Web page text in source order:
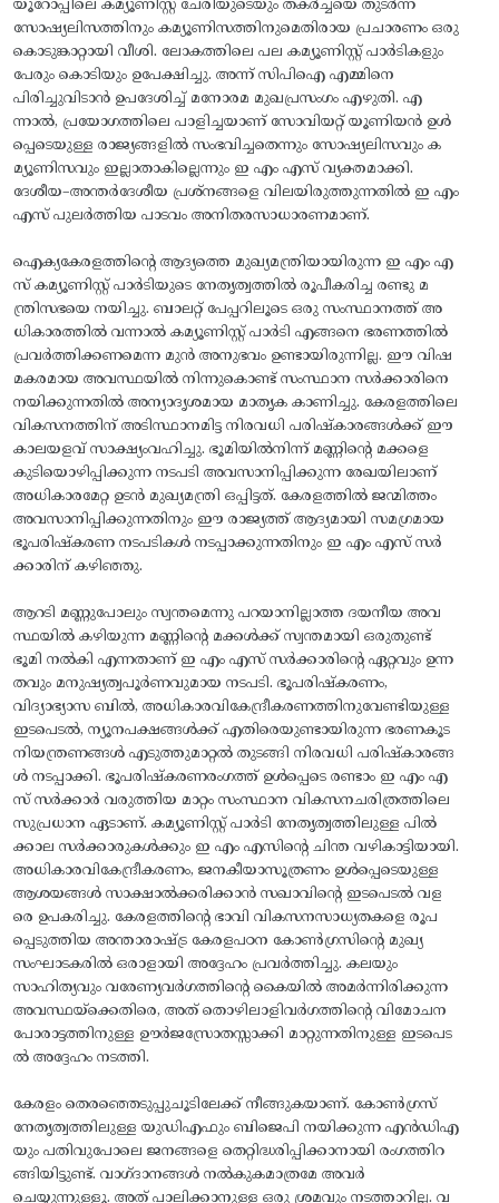
യൂറോപ്പിലെ കമ്യൂണിസ്റ്റ് ചേരിയുടെയും തകർച്ചയെ തുടർന്ന്
സോഷ്യലിസത്തിനും കമ്യൂണിസത്തിനുമെതിരായ പ്രചാരണം ഒരു
കൊടുങ്കാറ്റായി വീശി. ലോകത്തിലെ പല കമ്യൂണിസ്റ്റ് പാർടികളും
പേരും കൊടിയും ഉപേക്ഷിച്ചു. അന്ന് സിപിഐ എമ്മിനെ
പിരിച്ചുവിടാൻ ഉപദേശിച്ച് മനോരമ മുഖപ്രസംഗം എഴുതി. എ
ന്നാൽ, പ്രയോഗത്തിലെ പാളിച്ചയാണ് സോവിയറ്റ് യൂണിയൻ ഉൾ
പ്പെടെയുള്ള രാജ്യങ്ങളിൽ സംഭവിച്ചതെന്നും സോഷ്യലിസവും ക
മ്യൂണിസവും ഇല്ലാതാകില്ലെന്നും ഇ എം എസ് വ്യക്തമാക്കി.
ദേശീയ–അന്തർദേശീയ പ്രശ്നങ്ങളെ വിലയിരുത്തുന്നതിൽ ഇ എം
എസ് പുലർത്തിയ പാടവം അനിതരസാധാരണമാണ്.
ഐക്യകേരളത്തിന്റെ ആദ്യത്തെ മുഖ്യമന്ത്രിയായിരുന്ന ഇ എം എ
സ് കമ്യൂണിസ്റ്റ് പാർടിയുടെ നേതൃത്വത്തിൽ രൂപീകരിച്ച രണ്ടു മ
ന്ത്രിസഭയെ നയിച്ചു. ബാലറ്റ് പേപ്പറിലൂടെ ഒരു സംസ്ഥാനത്ത് അ
ധികാരത്തിൽ വന്നാൽ കമ്യൂണിസ്റ്റ് പാർടി എങ്ങനെ ഭരണത്തിൽ
പ്രവർത്തിക്കണമെന്ന മുൻ അനുഭവം ഉണ്ടായിരുന്നില്ല. ഈ വിഷ
മകരമായ അവസ്ഥയിൽ നിന്നുകൊണ്ട് സംസ്ഥാന സർക്കാരിനെ
നയിക്കുന്നതിൽ അന്യാദൃശമായ മാതൃക കാണിച്ചു. കേരളത്തിലെ
വികസനത്തിന് അടിസ്ഥാനമിട്ട നിരവധി പരിഷ്കാരങ്ങൾക്ക് ഈ
കാലയളവ് സാക്ഷ്യംവഹിച്ചു. ഭൂമിയിൽനിന്ന് മണ്ണിന്റെ മക്കളെ
കുടിയൊഴിപ്പിക്കുന്ന നടപടി അവസാനിപ്പിക്കുന്ന രേഖയിലാണ്
അധികാരമേറ്റ ഉടൻ മുഖ്യമന്ത്രി ഒപ്പിട്ടത്. കേരളത്തിൽ ജന്മിത്തം
അവസാനിപ്പിക്കുന്നതിനും ഈ രാജ്യത്ത് ആദ്യമായി സമഗ്രമായ
ഭൂപരിഷ്കരണ നടപടികൾ നടപ്പാക്കുന്നതിനും ഇ എം എസ് സർ
ക്കാരിന്‌ കഴിഞ്ഞു.
ആറടി മണ്ണുപോലും സ്വന്തമെന്നു പറയാനില്ലാത്ത ദയനീയ അവ
സ്ഥയിൽ കഴിയുന്ന മണ്ണിന്റെ മക്കൾക്ക് സ്വന്തമായി ഒരുതുണ്ട്
ഭൂമി നൽകി എന്നതാണ് ഇ എം എസ് സർക്കാരിന്റെ ഏറ്റവും ഉന്ന
തവും മനുഷ്യത്വപൂർണവുമായ നടപടി. ഭൂപരിഷ്കരണം,
വിദ്യാഭ്യാസ ബിൽ, അധികാരവികേന്ദ്രീകരണത്തിനുവേണ്ടിയുള്ള
ഇടപെടൽ, ന്യൂനപക്ഷങ്ങൾക്ക് എതിരെയുണ്ടായിരുന്ന ഭരണകൂട
നിയന്ത്രണങ്ങൾ എടുത്തുമാറ്റൽ തുടങ്ങി നിരവധി പരിഷ്കാരങ്ങ
ൾ നടപ്പാക്കി. ഭൂപരിഷ്കരണരംഗത്ത് ഉൾപ്പെടെ രണ്ടാം ഇ എം എ
സ് സർക്കാർ വരുത്തിയ മാറ്റം സംസ്ഥാന വികസനചരിത്രത്തിലെ
സുപ്രധാന ഏടാണ്. കമ്യൂണിസ്റ്റ് പാർടി നേതൃത്വത്തിലുള്ള പിൽ
ക്കാല സർക്കാരുകൾക്കും ഇ എം എസിന്റെ ചിന്ത വഴികാട്ടിയായി.
അധികാരവികേന്ദ്രീകരണം, ജനകീയാസൂത്രണം ഉൾപ്പെടെയുള്ള
ആശയങ്ങൾ സാക്ഷാൽക്കരിക്കാൻ സഖാവിന്റെ ഇടപെടൽ വള
രെ ഉപകരിച്ചു. കേരളത്തിന്റെ ഭാവി വികസനസാധ്യതകളെ രൂപ
പ്പെടുത്തിയ അന്താരാഷ്ട്ര കേരളപഠന കോൺഗ്രസിന്റെ മുഖ്യ
സംഘാടകരിൽ ഒരാളായി അദ്ദേഹം പ്രവർത്തിച്ചു. കലയും
സാഹിത്യവും വരേണ്യവർഗത്തിന്റെ കൈയിൽ അമർന്നിരിക്കുന്ന
അവസ്ഥയ്ക്കെതിരെ, അത് തൊഴിലാളിവർഗത്തിന്റെ വിമോചന
പോരാട്ടത്തിനുള്ള ഊർജസ്രോതസ്സാക്കി മാറ്റുന്നതിനുള്ള ഇടപെട
ൽ അദ്ദേഹം നടത്തി.
കേരളം തെരഞ്ഞെടുപ്പുചൂടിലേക്ക് നീങ്ങുകയാണ്. കോൺഗ്രസ്
നേതൃത്വത്തിലുള്ള യുഡിഎഫും ബിജെപി നയിക്കുന്ന എൻഡിഎ
യും പതിവുപോലെ ജനങ്ങളെ തെറ്റിദ്ധരിപ്പിക്കാനായി രംഗത്തിറ
ങ്ങിയിട്ടുണ്ട്. വാഗ്ദാനങ്ങൾ നൽകുകമാത്രമേ അവർ
ചെയ്യുന്നുള്ളൂ. അത് പാലിക്കാനുള്ള ഒരു ശ്രമവും നടത്താറില്ല. വ